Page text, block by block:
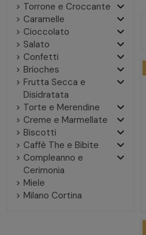
Torrone e Croccante
Caramelle
Cioccolato
Salato
Confetti
Brioches
Frutta Secca e
Disidratata
Torte e Merendine
Creme e Marmellate
Biscotti
Caffè The e Bibite
Compleanno e
Cerimonia
Miele
Milano Cortina